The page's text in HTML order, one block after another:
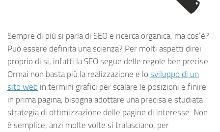
Sempre di più si parla di SEO e ricerca organica, ma cos’è?
Può essere definita una scienza? Per molti aspetti direi
proprio di si, infatti la SEO segue delle regole ben precise.
Ormai non basta più la realizzazione e lo sviluppo di un
sito web in termini grafici per scalare le posizioni e finire
in prima pagina, bisogna adottare una precisa e studiata
strategia di ottimizzazione delle pagine di interesse. Non
è semplice, anzi molte volte si tralasciano, per